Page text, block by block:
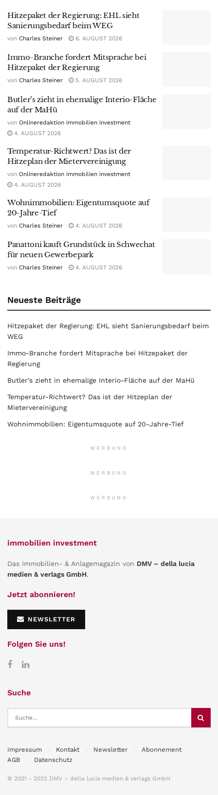
Hitzepaket der Regierung: EHL sieht
Sanierungsbedarf beim WEG
von Charles Steiner 6. AUGUST 2026
Immo-Branche fordert Mitsprache bei
Hitzepaket der Regierung
von Charles Steiner 5. AUGUST 2026
Butler’s zieht in ehemalige Interio-Fläche
auf der MaHü
von Onlineredaktion immobilien investment
4. AUGUST 2026
Temperatur-Richtwert? Das ist der
Hitzeplan der Mietervereinigung
von Onlineredaktion immobilien investment
4. AUGUST 2026
Wohnimmobilien: Eigentumsquote auf
20-Jahre-Tief
von Charles Steiner 4. AUGUST 2026
Panattoni kauft Grundstück in Schwechat
für neuen Gewerbepark
von Charles Steiner 4. AUGUST 2026
Neueste Beiträge
Hitzepaket der Regierung: EHL sieht Sanierungsbedarf beim
WEG
Immo-Branche fordert Mitsprache bei Hitzepaket der
Regierung
Butler’s zieht in ehemalige Interio-Fläche auf der MaHü
Temperatur-Richtwert? Das ist der Hitzeplan der
Mietervereinigung
Wohnimmobilien: Eigentumsquote auf 20-Jahre-Tief
WERBUNG
WERBUNG
WERBUNG
immobilien investment
Das Immobilien- & Anlagemagazin von DMV – della lucia
medien & verlags GmbH.
Jetzt abonnieren!
NEWSLETTER
Folgen Sie uns!
Suche
Impressum Kontakt Newsletter
Abonnement
AGB
Datenschutz
© 2021 - 2022 DMV – della lucia medien & verlags GmbH